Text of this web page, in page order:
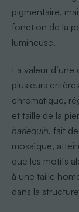
pigmentaire,
fonction de la
lumineuse.
La valeur
plusieurs
chromatique,
et taille de la
harlequin, fait
mosaïque,
que les motifs
à une taille
dans la